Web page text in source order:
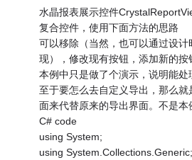
水晶报表展示控件
复合控件，使用下面方法的思路
可以移除（当然，也可以通过设计
现），修改现有按钮，添加新的按
本例中只是做了个演示，说明能处
至于要怎么去自定义导出，那么就
面来代替原来的导出界面。不是本
C# code
using System;
using System.Collections.Generic;